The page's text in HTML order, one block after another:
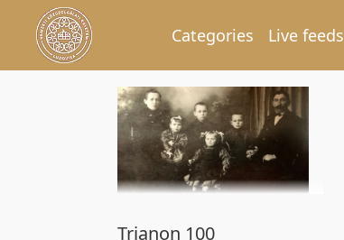
Categories Live feeds
Trianon 100